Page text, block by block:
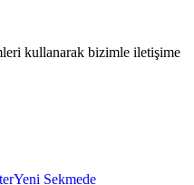
kullanarak bizimle iletişime
Yeni Sekmede